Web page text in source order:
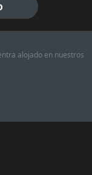
alojado en nuestros